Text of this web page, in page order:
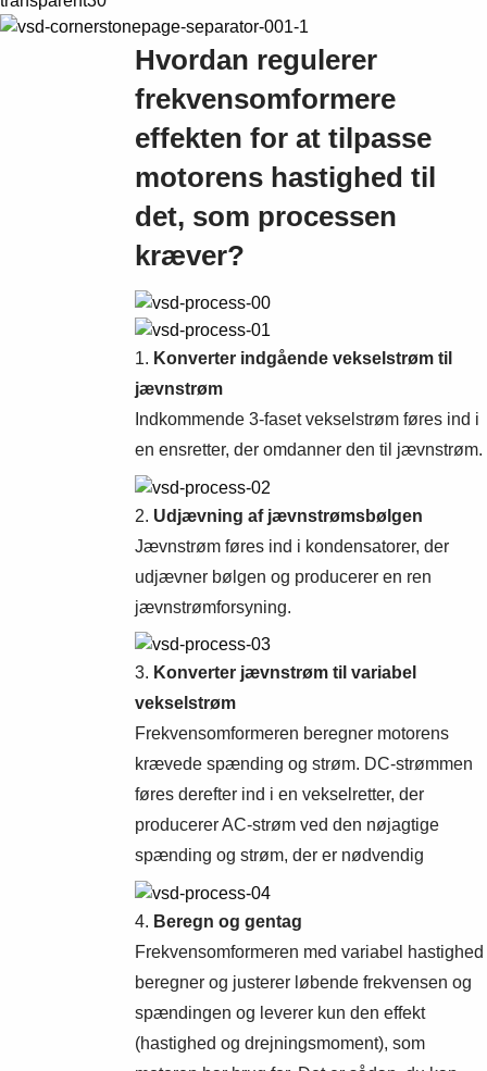
Hvordan regulerer
frekvensomformere
effekten for at tilpasse
motorens hastighed til
det, som processen
kræver?
1. Konverter indgående vekselstrøm til
jævnstrøm
Indkommende 3-faset vekselstrøm føres ind i
en ensretter, der omdanner den til jævnstrøm.
2. Udjævning af jævnstrømsbølgen
Jævnstrøm føres ind i kondensatorer, der
udjævner bølgen og producerer en ren
jævnstrømforsyning.
3. Konverter jævnstrøm til variabel
vekselstrøm
Frekvensomformeren beregner motorens
krævede spænding og strøm. DC-strømmen
føres derefter ind i en vekselretter, der
producerer AC-strøm ved den nøjagtige
spænding og strøm, der er nødvendig
4. Beregn og gentag
Frekvensomformeren med variabel hastighed
beregner og justerer løbende frekvensen og
spændingen og leverer kun den effekt
(hastighed og drejningsmoment), som